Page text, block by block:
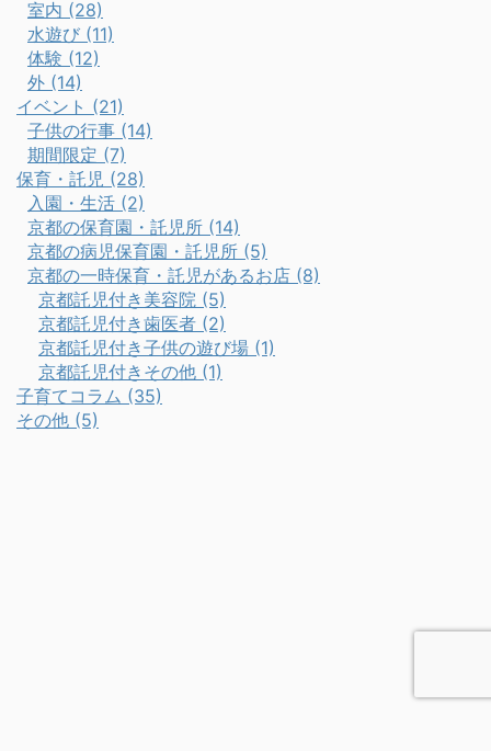
室内 (28)
水遊び (11)
体験 (12)
外 (14)
イベント (21)
子供の行事 (14)
期間限定 (7)
保育・託児 (28)
入園・生活 (2)
京都の保育園・託児所 (14)
京都の病児保育園・託児所 (5)
京都の一時保育・託児があるお店 (8)
京都託児付き美容院 (5)
京都託児付き歯医者 (2)
京都託児付き子供の遊び場 (1)
京都託児付きその他 (1)
子育てコラム (35)
その他 (5)